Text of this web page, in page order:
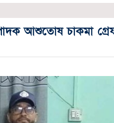
আশুতোষ চাকমা